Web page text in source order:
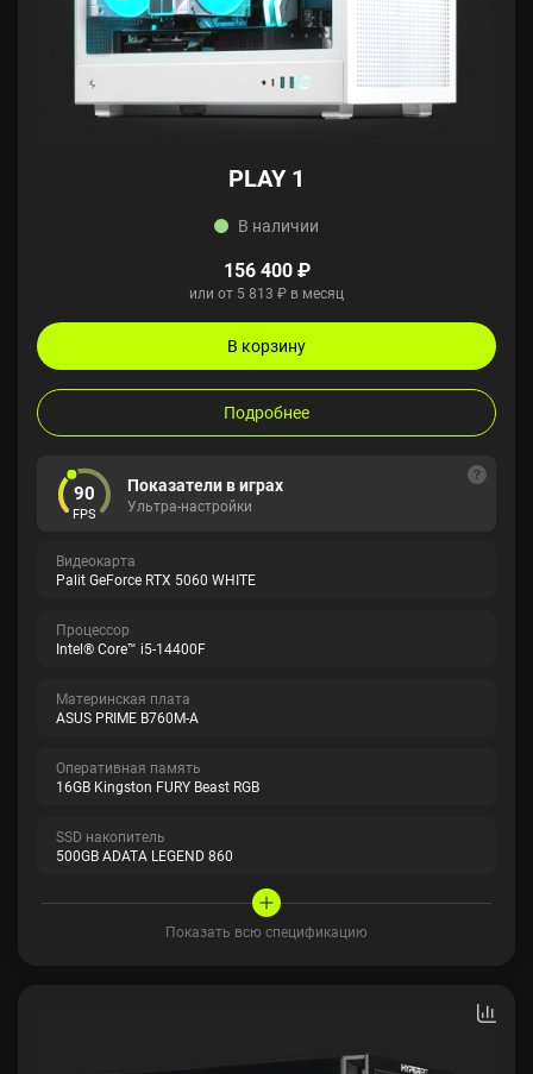
PLAY 1
В наличии
156 400 ₽
или от 5 813 ₽ в месяц
В корзину
Подробнее
90
FPS
Показатели в играх
Ультра-настройки
Видеокарта
Palit GeForce RTX 5060 WHITE
Процессор
Intel® Core™ i5-14400F
Материнская плата
ASUS PRIME B760M-A
Оперативная память
16GB Kingston FURY Beast RGB
SSD накопитель
500GB ADATA LEGEND 860
Показать всю спецификацию